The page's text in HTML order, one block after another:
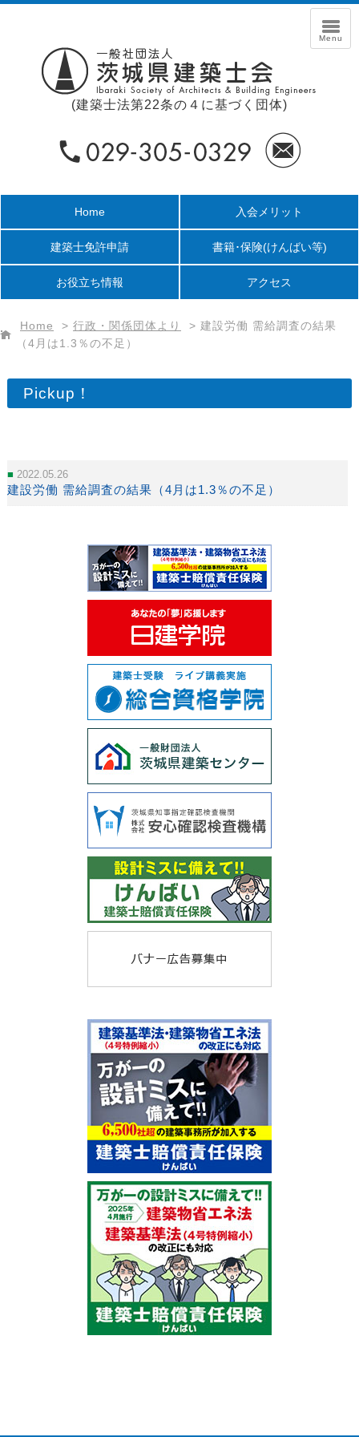
(建築士法第22条の４に基づく団体)
Home 入会メリット
建築士免許申請 書籍･保険(けんばい等)
お役立ち情報 アクセス
Home > 行政・関係団体より > 建設労働 需給調査の結果
（4月は1.3％の不足）
Pickup！
2022.05.26
建設労働 需給調査の結果（4月は1.3％の不足）